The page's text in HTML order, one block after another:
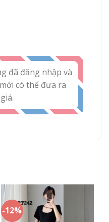
đã đăng nhập và
có thể đưa ra
-12%